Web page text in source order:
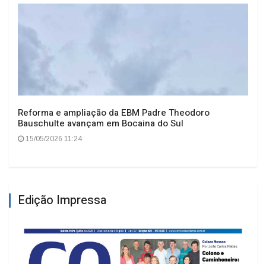
Reforma e ampliação da EBM Padre Theodoro
Bauschulte avançam em Bocaina do Sul
15/05/2026 11:24
Edição Impressa